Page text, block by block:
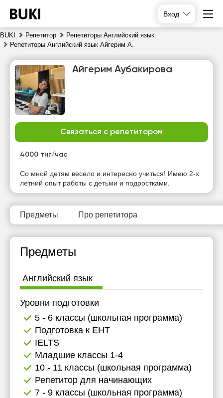
Вход
BUKI Репетитор
Репетиторы Английский язык
Репетиторы Английский язык Айгерим А.
Айгерим Аубакирова
Связаться с репетитором
4000 тнг/час
Со мной детям весело и интересно учиться! Имею 2-х
летний опыт работы с детьми и подростками.
Предметы Про репетитора
Предметы
Английский язык
Уровни подготовки
5 - 6 классы (школьная программа)
Подготовка к ЕНТ
IELTS
Младшие классы 1-4
10 - 11 классы (школьная программа)
Репетитор для начинающих
7 - 9 классы (школьная программа)
вт
ср
Нет
свободных
Нет
свободных
Нет
свободных
Нет